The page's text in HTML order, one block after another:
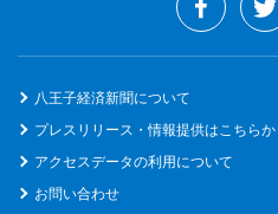
八王子経済新聞について
プレスリリース・情報提供はこちらか
アクセスデータの利用について
お問い合わせ